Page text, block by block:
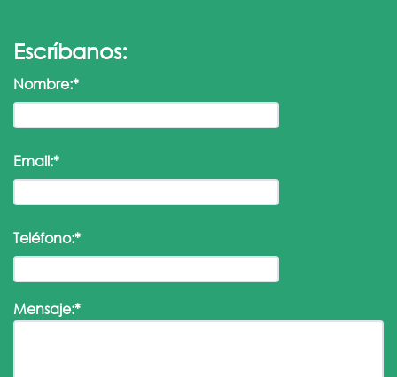
Escríbanos:
Nombre:*
Email:*
Teléfono:*
Mensaje:*